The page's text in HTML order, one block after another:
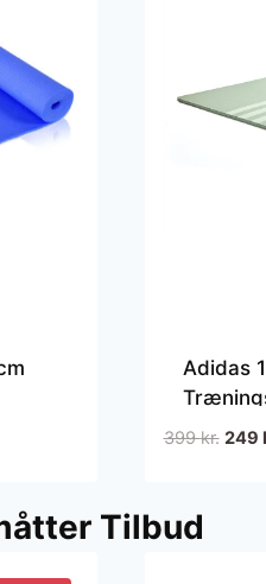
Adidas
Green
399kr. Den
249
Tilbud